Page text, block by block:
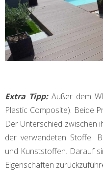
Extra Tipp: Außer dem
Plastic Composite). Beide
Der Unterschied zwischen
der verwendeten Stoffe.
und Kunststoffen. Darauf
Eigenschaften